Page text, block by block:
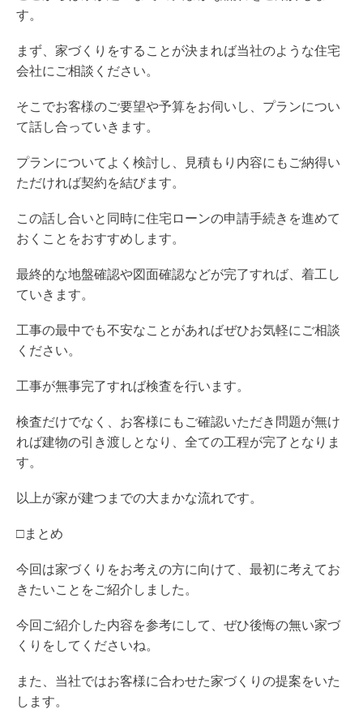
す。
まず、家づくりをすることが決まれば当社のような住宅
会社にご相談ください。
そこでお客様のご要望や予算をお伺いし、プランについ
て話し合っていきます。
プランについてよく検討し、見積もり内容にもご納得い
ただければ契約を結びます。
この話し合いと同時に住宅ローンの申請手続きを進めて
おくことをおすすめします。
最終的な地盤確認や図面確認などが完了すれば、着工し
ていきます。
工事の最中でも不安なことがあればぜひお気軽にご相談
ください。
工事が無事完了すれば検査を行います。
検査だけでなく、お客様にもご確認いただき問題が無け
れば建物の引き渡しとなり、全ての工程が完了となりま
す。
以上が家が建つまでの大まかな流れです。
□まとめ
今回は家づくりをお考えの方に向けて、最初に考えてお
きたいことをご紹介しました。
今回ご紹介した内容を参考にして、ぜひ後悔の無い家づ
くりをしてくださいね。
また、当社ではお客様に合わせた家づくりの提案をいた
します。